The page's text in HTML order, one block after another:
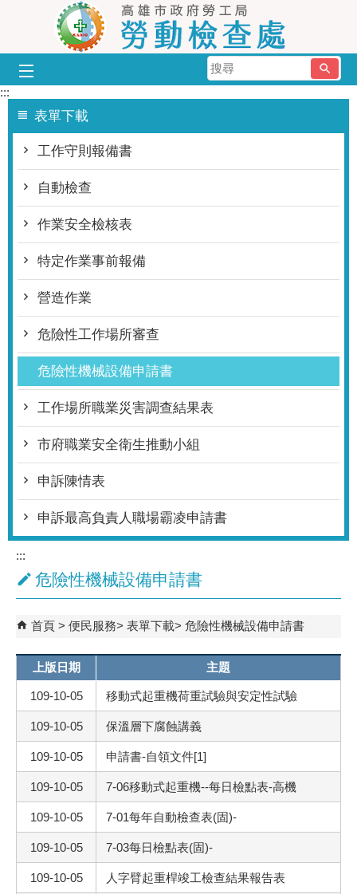
跳到主要內容區塊
搜
尋
:::
表單下載
工作守則報備書
自動檢查
作業安全檢核表
特定作業事前報備
營造作業
危險性工作場所審查
危險性機械設備申請書
工作場所職業災害調查結果表
市府職業安全衛生推動小組
申訴陳情表
申訴最高負責人職場霸凌申請書
:::
危險性機械設備申請書
首頁 便民服務 表單下載 危險性機械設備申請書
上版日期 主題
109-10-05 移動式起重機荷重試驗與安定性試驗
109-10-05 保溫層下腐蝕講義
109-10-05 申請書-自領文件[1]
109-10-05 7-06移動式起重機--每日檢點表-高機
109-10-05 7-01每年自動檢查表(固)-
109-10-05 7-03每日檢點表(固)-
109-10-05 人字臂起重桿竣工檢查結果報告表